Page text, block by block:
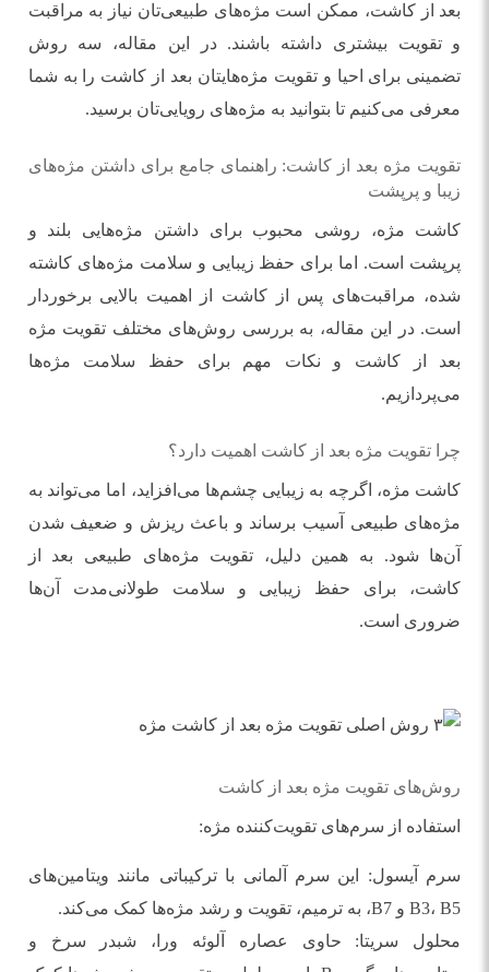
بعد از کاشت، ممکن است مژه‌های طبیعی‌تان نیاز به مراقبت
و تقویت بیشتری داشته باشند. در این مقاله، سه روش
تضمینی برای احیا و تقویت مژه‌هایتان بعد از کاشت را به شما
معرفی می‌کنیم تا بتوانید به مژه‌های رویایی‌تان برسید.
تقویت مژه بعد از کاشت: راهنمای جامع برای داشتن مژه‌های
زیبا و پرپشت
کاشت مژه، روشی محبوب برای داشتن مژه‌هایی بلند و
پرپشت است. اما برای حفظ زیبایی و سلامت مژه‌های کاشته
شده، مراقبت‌های پس از کاشت از اهمیت بالایی برخوردار
است. در این مقاله، به بررسی روش‌های مختلف تقویت مژه
بعد از کاشت و نکات مهم برای حفظ سلامت مژه‌ها
می‌پردازیم.
چرا تقویت مژه بعد از کاشت اهمیت دارد؟
کاشت مژه، اگرچه به زیبایی چشم‌ها می‌افزاید، اما می‌تواند به
مژه‌های طبیعی آسیب برساند و باعث ریزش و ضعیف شدن
آن‌ها شود. به همین دلیل، تقویت مژه‌های طبیعی بعد از
کاشت، برای حفظ زیبایی و سلامت طولانی‌مدت آن‌ها
ضروری است.
روش‌های تقویت مژه بعد از کاشت
استفاده از سرم‌های تقویت‌کننده مژه:
سرم آیسول: این سرم آلمانی با ترکیباتی مانند ویتامین‌های
B3، B5 و B7، به ترمیم، تقویت و رشد مژه‌ها کمک می‌کند.
محلول سریتا: حاوی عصاره آلوئه ورا، شبدر سرخ و